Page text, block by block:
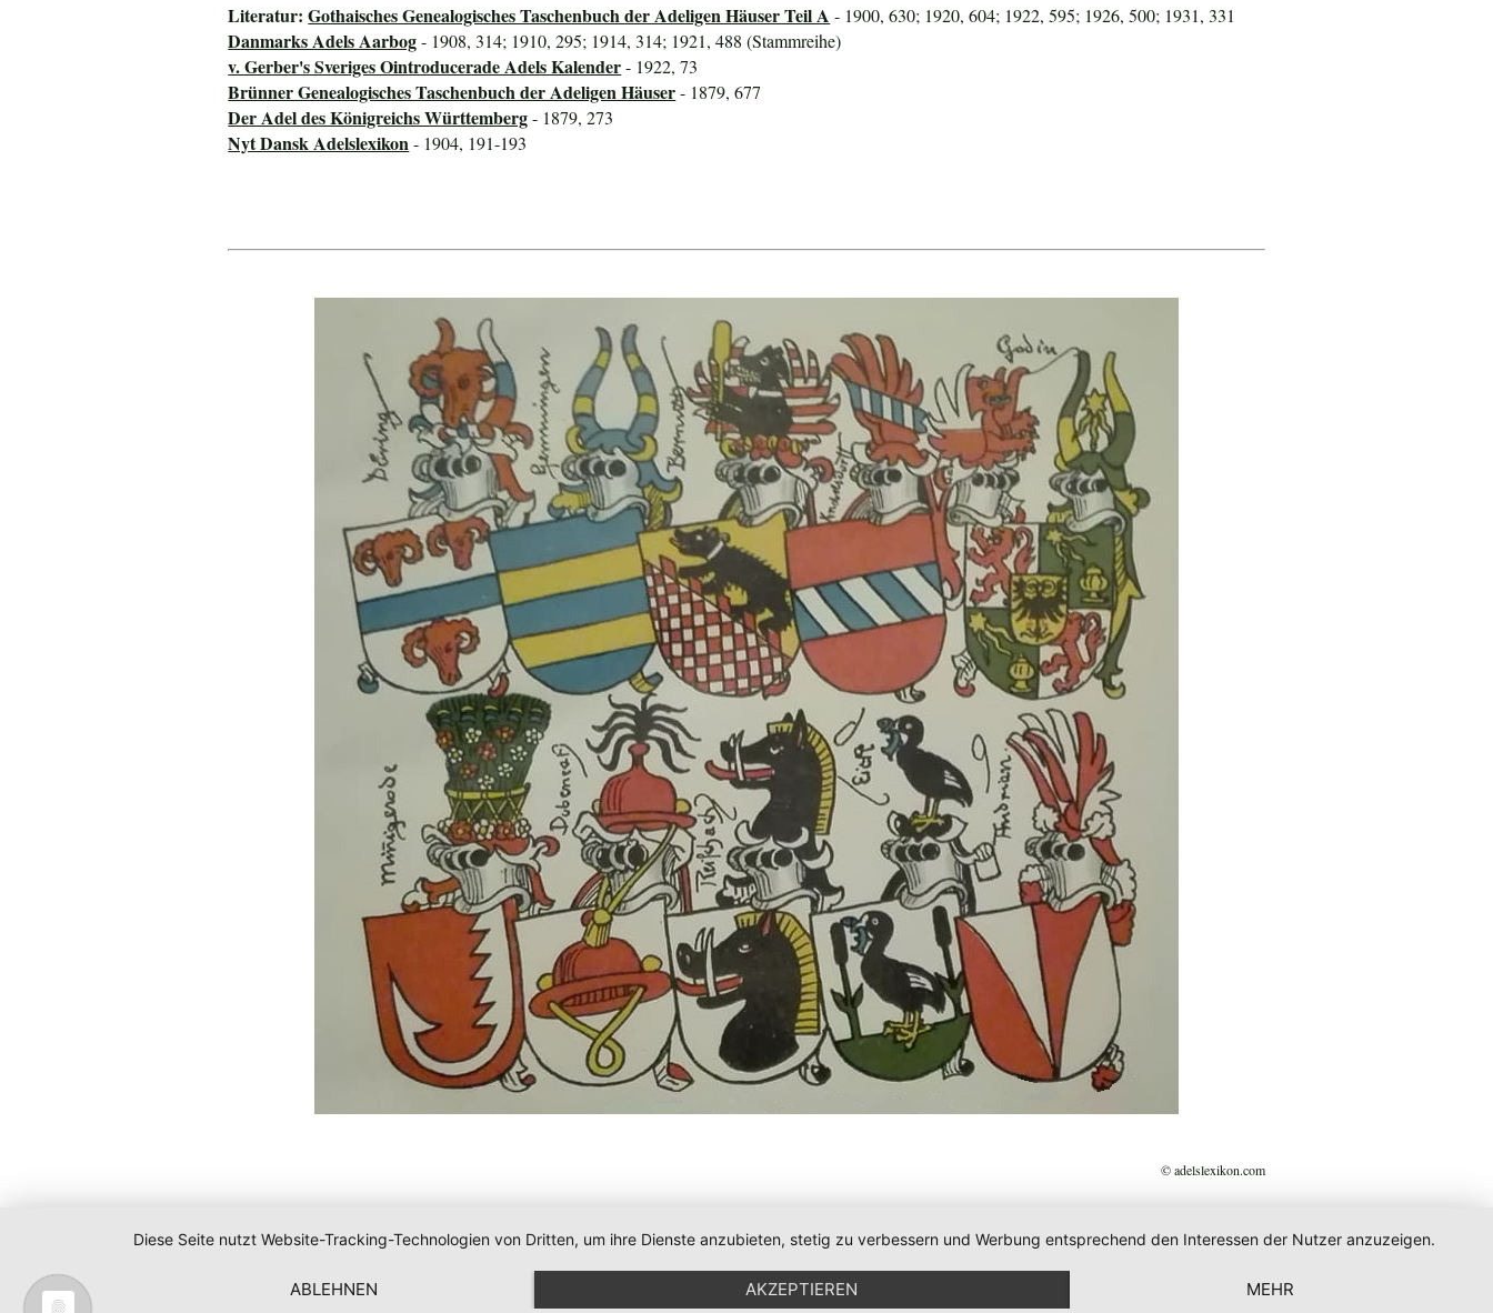
Literatur:Gothaisches Genealogisches Taschenbuch der Adeligen Häuser Teil A - 1900, 630; 1920, 604; 1922, 595; 1926, 500; 1931, 331
Danmarks Adels Aarbog- 1908, 314; 1910, 295; 1914, 314; 1921, 488 (Stammreihe)
v. Gerber's Sveriges Ointroducerade Adels Kalender- 1922, 73
Brünner Genealogisches Taschenbuch der Adeligen Häuser- 1879, 677
Der Adel des Königreichs Württemberg- 1879, 273
Nyt Dansk Adelslexikon - 1904, 191-193
© adelslexikon.com
Diese Seite nutzt Website-Tracking-Technologien von Dritten, um ihre Dienste anzubieten, stetig zu verbessern und Werbung entsprechend den Interessen der Nutzer anzuzeigen.
ABLEHNEN AKZEPTIEREN MEHR